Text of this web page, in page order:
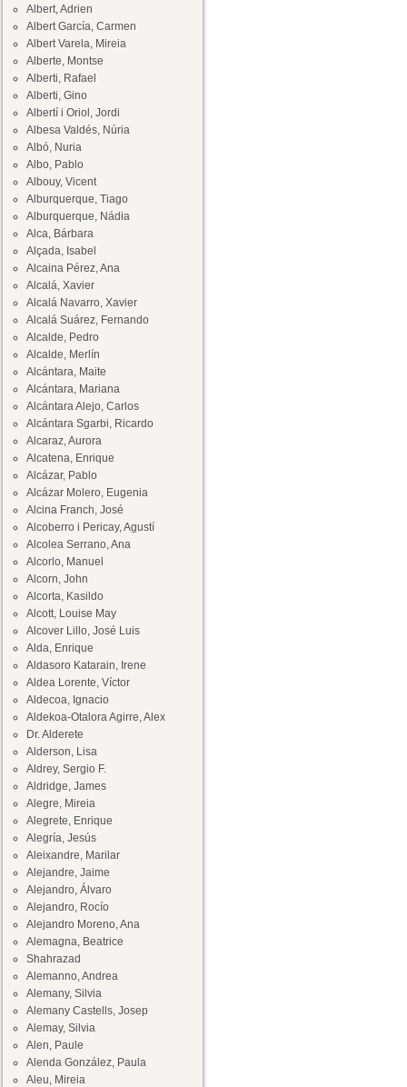
Albert, Adrien
Albert García, Carmen
Albert Varela, Mireia
Alberte, Montse
Alberti, Rafael
Alberti, Gino
Albertí i Oriol, Jordi
Albesa Valdés, Núria
Albó, Nuria
Albo, Pablo
Albouy, Vicent
Alburquerque, Tiago
Alburquerque, Nádia
Alca, Bárbara
Alçada, Isabel
Alcaina Pérez, Ana
Alcalá, Xavier
Alcalá Navarro, Xavier
Alcalá Suárez, Fernando
Alcalde, Pedro
Alcalde, Merlín
Alcántara, Maite
Alcántara, Mariana
Alcántara Alejo, Carlos
Alcántara Sgarbi, Ricardo
Alcaraz, Aurora
Alcatena, Enrique
Alcázar, Pablo
Alcázar Molero, Eugenia
Alcina Franch, José
Alcoberro i Pericay, Agustí
Alcolea Serrano, Ana
Alcorlo, Manuel
Alcorn, John
Alcorta, Kasildo
Alcott, Louise May
Alcover Lillo, José Luis
Alda, Enrique
Aldasoro Katarain, Irene
Aldea Lorente, Víctor
Aldecoa, Ignacio
Aldekoa-Otalora Agirre, Alex
Dr. Alderete
Alderson, Lisa
Aldrey, Sergio F.
Aldridge, James
Alegre, Mireia
Alegrete, Enrique
Alegría, Jesús
Aleixandre, Marilar
Alejandre, Jaime
Alejandro, Álvaro
Alejandro, Rocío
Alejandro Moreno, Ana
Alemagna, Beatrice
Shahrazad
Alemanno, Andrea
Alemany, Silvia
Alemany Castells, Josep
Alemay, Silvia
Alen, Paule
Alenda González, Paula
Aleu, Mireia